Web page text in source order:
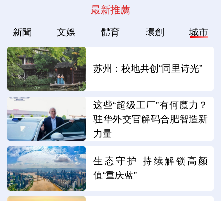
最新推薦
新聞 文娛 體育 環創 城市
苏州：校地共创“同里诗光”
这些“超级工厂”有何魔力？
驻华外交官解码合肥智造新
力量
生态守护 持续解锁高颜
值“重庆蓝”